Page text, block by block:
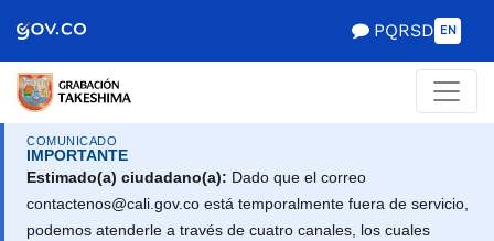
de Gobierno
PQRSD EN
COMUNICADO
IMPORTANTE
Estimado(a) ciudadano(a): Dado que el correo
contactenos@cali.gov.co está temporalmente fuera de servicio,
podemos atenderle a través de cuatro canales, los cuales